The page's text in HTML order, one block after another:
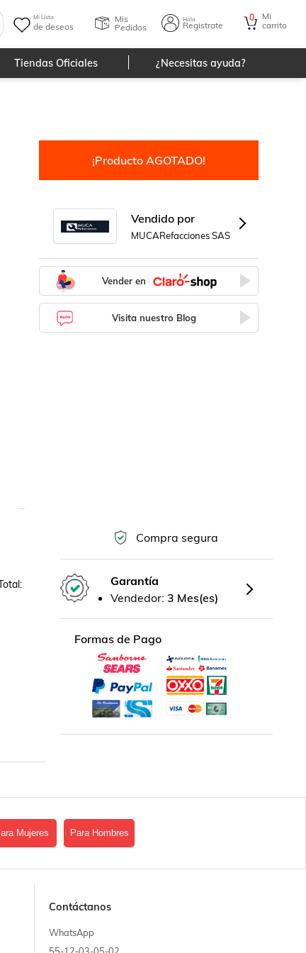
Mi Lista
de deseos
Mis
Pedidos
Hola
Registrate
0
Mi
carrito
Tiendas Oficiales ¿Necesitas ayuda?
¡Producto AGOTADO!
Vendido por
MUCARefacciones SAS
Vender en
Visita nuestro Blog
Compra segura
Garantía
Vendedor: 3 Mes(es)
Formas de Pago
Mujeres Para Hombres
Contáctanos
WhatsApp
55-12-03-05-02